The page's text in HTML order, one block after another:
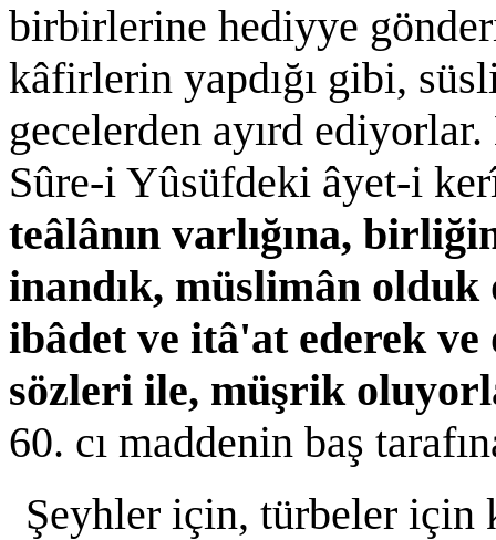
birbirlerine hediyye
kâfirlerin yapdığı gibi,
gecelerden ayırd
Sûre-i Yûsüfdeki âyet-i
teâlânın varlığına,
inandık, müslimân
ibâdet ve itâ'at ederek
sözleri ile, müşrik
60. cı maddenin baş
Şeyhler için, türbeler için